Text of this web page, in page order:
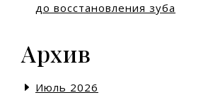
до восстановления зуба
Архив
Июль 2026